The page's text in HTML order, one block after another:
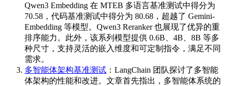
Qwen3 Embedding 在 MTEB 多语言基准测试中得分为
70.58，代码基准测试中得分为 80.68，超越了 Gemini-
Embedding 等模型。Qwen3 Reranker 也展现了优异的重
排序能力。此外，该系列模型提供 0.6B、4B、8B 等多
种尺寸，支持灵活的嵌入维度和可定制指令，满足不同
需求。
多智能体架构基准测试 ：LangChain 团队探讨了多智能
体架构的性能和改进。文章首先指出，多智能体系统的